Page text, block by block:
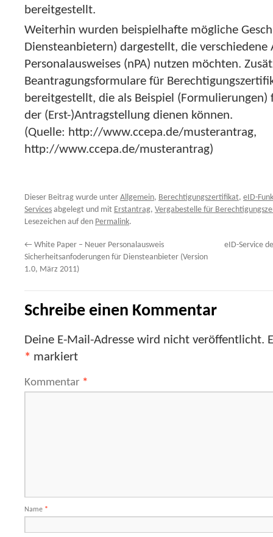
bereitgestellt.
Weiterhin wurden beispielhafte mögliche
Diensteanbietern) dargestellt, die verschiedene
Personalausweises (nPA) nutzen möchten.
Beantragungsformulare für
bereitgestellt, die als Beispiel
der (Erst-)Antragstellung dienen können.
(Quelle: http://www.ccepa.de/musterantrag,
http://www.ccepa.de/musterantrag)
Dieser Beitrag wurde unter Allgemein, Berechtigungszertifikat, eID-
Services abgelegt und mit Erstantrag, Vergabestelle für
Lesezeichen auf den Permalink.
← White Paper – Neuer Personalausweis
Sicherheitsanfoderungen für Diensteanbieter (Version
1.0, März 2011)
eID-Service
Schreibe einen Kommentar
Deine E-Mail-Adresse wird nicht veröffentlicht.
* markiert
Kommentar *
Name *